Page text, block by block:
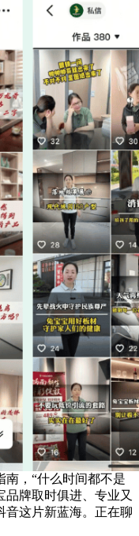
南，“什么时间都不是
牌取时俱进、专业又
音这片新蓝海。正在聊